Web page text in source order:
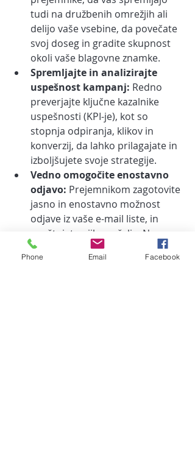
tudi na družbenih omrežjih ali
delijo vaše vsebine, da povečate
svoj doseg in gradite skupnost
okoli vaše blagovne znamke.
Spremljajte in analizirajte
uspešnost kampanj: Redno
preverjajte ključne kazalnike
uspešnosti (KPI-je), kot so
stopnja odpiranja, klikov in
konverzij, da lahko prilagajate in
izboljšujete svoje strategije.
Vedno omogočite enostavno
odjavo: Prejemnikom zagotovite
jasno in enostavno možnost
odjave iz vaše e-mail liste, in
spoštujete njihove želje. Na
takšen način se boste izognili
morebitni negativni percepciji
Phone Email Facebook